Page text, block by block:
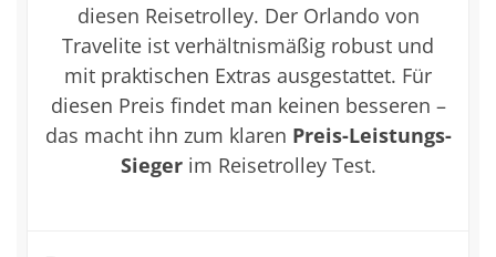
diesen Reisetrolley. Der Orlando von
Travelite ist verhältnismäßig robust und
mit praktischen Extras ausgestattet. Für
diesen Preis findet man keinen besseren –
das macht ihn zum klaren Preis-Leistungs-
Siegerim Reisetrolley Test.